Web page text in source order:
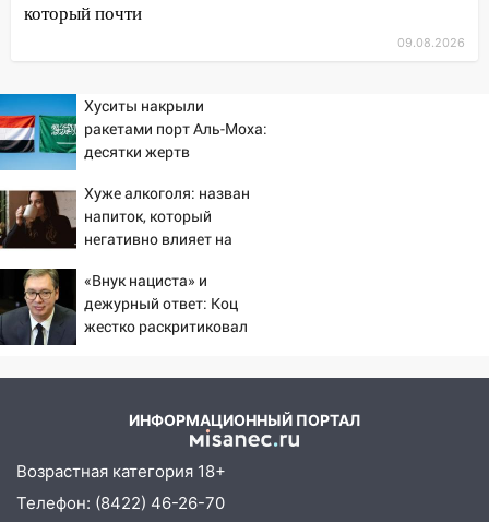
08:20 В Ульяновске восстановили
08:19
Внимание! В Цильнинском районе
пропал 67-летний мужчина
08:11
непогода
07:30
Евро-3 вместо Евро-5: что
означают классы бензина и можно ли
заливать «старое» топливо в
современные автомобили
06:30
области днем 9 августа
День, когда всё может
измениться: гороскоп на 9 августа —
три знака получат шанс, который нельзя
упустить
который почти
09.08.2026
Хуситы накрыли
ракетами порт Аль-Моха:
десятки жертв
Хуже алкоголя: назван
напиток, который
негативно влияет на
его каждый день
«Внук нациста» и
дежурный ответ: Коц
жестко раскритиковал
ИНФОРМАЦИОННЫЙ ПОРТАЛ
Возрастная категория 18+
Телефон: (8422) 46-26-70